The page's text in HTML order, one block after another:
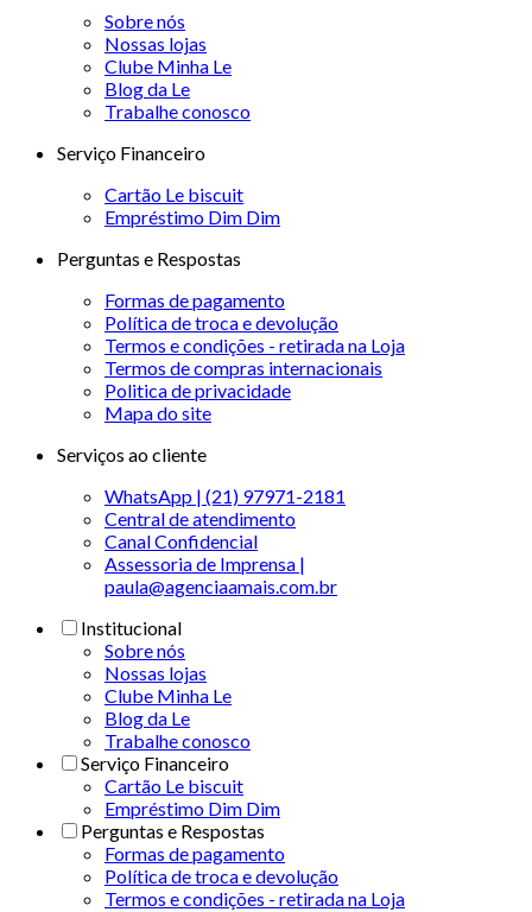
Sobre nós
Nossas lojas
Clube Minha Le
Blog da Le
Trabalhe conosco
Serviço Financeiro
Cartão Le biscuit
Empréstimo Dim Dim
Perguntas e Respostas
Formas de pagamento
Política de troca e devolução
Termos e condições - retirada na Loja
Termos de compras internacionais
Politica de privacidade
Mapa do site
Serviços ao cliente
WhatsApp | (21) 97971-2181
Central de atendimento
Canal Confidencial
Assessoria de Imprensa |
paula@agenciaamais.com.br
Institucional
Sobre nós
Nossas lojas
Clube Minha Le
Blog da Le
Trabalhe conosco
Serviço Financeiro
Cartão Le biscuit
Empréstimo Dim Dim
Perguntas e Respostas
Formas de pagamento
Política de troca e devolução
Termos e condições - retirada na Loja